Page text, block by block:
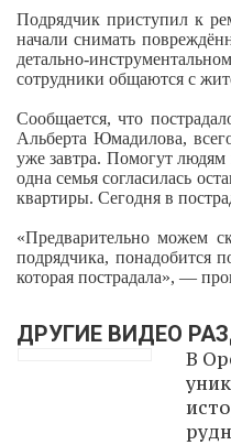
Подрядчик приступил к
начали снимать
сотрудники общаются с
Сообщается, что
Альберта Юмадилова,
уже завтра. Помогут
одна семья согласилась
квартиры. Сегодня в
«Предварительно можем
подрядчика, понадобится
которая пострадала», —
ДРУГИЕ ВИДЕО
В